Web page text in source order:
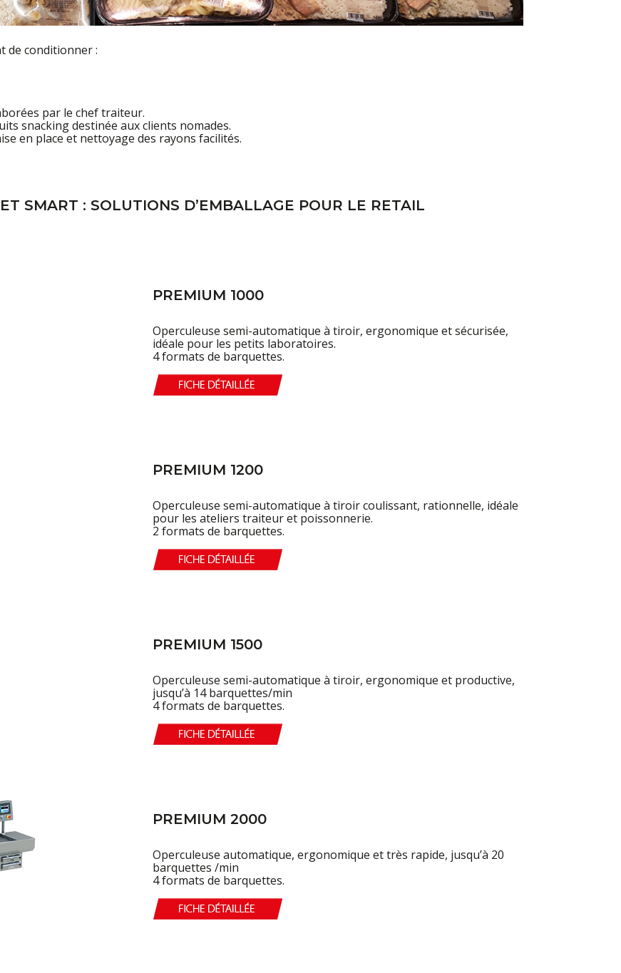
de conditionner :
par le chef traiteur.
snacking destinée aux clients nomades.
en place et nettoyage des rayons facilités.
SMART : SOLUTIONS D’EMBALLAGE POUR LE RETAIL
PREMIUM 1000
Operculeuse semi-automatique à tiroir, ergonomique et sécurisée,
idéale pour les petits laboratoires.
4 formats de barquettes.
PREMIUM 1200
Operculeuse semi-automatique à tiroir coulissant, rationnelle, idéale
pour les ateliers traiteur et poissonnerie.
2 formats de barquettes.
PREMIUM 1500
Operculeuse semi-automatique à tiroir, ergonomique et productive,
jusqu’à 14 barquettes/min
4 formats de barquettes.
PREMIUM 2000
Operculeuse automatique, ergonomique et très rapide, jusqu’à 20
barquettes /min
4 formats de barquettes.